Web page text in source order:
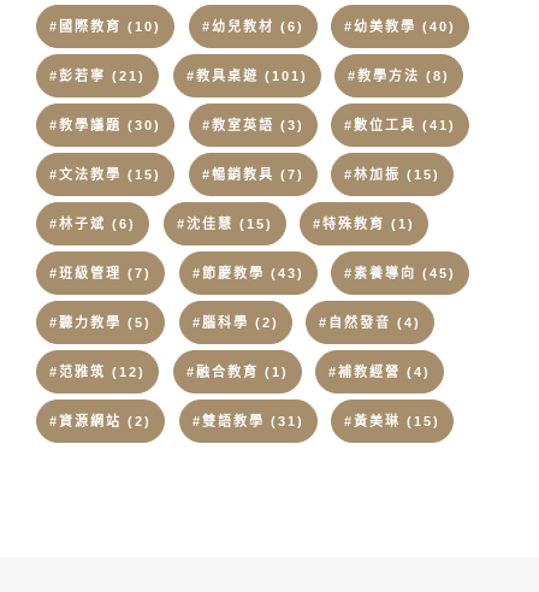
#國際教育 (10) #幼兒教材 (6) #幼美教學 (40)
#彭若寧 (21) #教具桌遊 (101) #教學方法 (8)
#教學議題 (30) #教室英語 (3) #數位工具 (41)
#文法教學 (15) #暢銷教具 (7) #林加振 (15)
#林子斌 (6) #沈佳慧 (15) #特殊教育 (1)
#班級管理 (7) #節慶教學 (43) #素養導向 (45)
#聽力教學 (5) #腦科學 (2) #自然發音 (4)
#范雅筑 (12) #融合教育 (1) #補教經營 (4)
#資源網站 (2) #雙語教學 (31) #黃美琳 (15)